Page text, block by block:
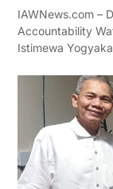
IAWNews.com –
Accountability
Istimewa